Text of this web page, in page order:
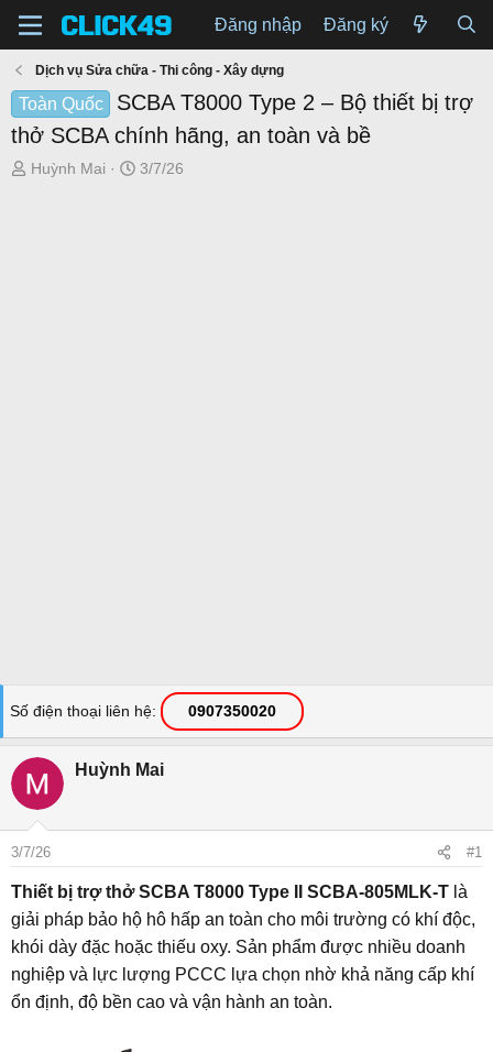
Đăng nhập Đăng ký
Dịch vụ Sửa chữa - Thi công - Xây dựng
Toàn Quốc
SCBA T8000 Type 2 – Bộ thiết bị trợ
thở SCBA chính hãng, an toàn và bề
T
Huỳnh Mai
N
3/7/26
Số điện thoại liên hệ 0907350020
Huỳnh Mai
3/7/26 #1
Thiết bị trợ thở SCBA T8000 Type II SCBA-805MLK-T là
giải pháp bảo hộ hô hấp an toàn cho môi trường có khí độc,
khói dày đặc hoặc thiếu oxy. Sản phẩm được nhiều doanh
nghiệp và lực lượng PCCC lựa chọn nhờ khả năng cấp khí
ổn định, độ bền cao và vận hành an toàn.